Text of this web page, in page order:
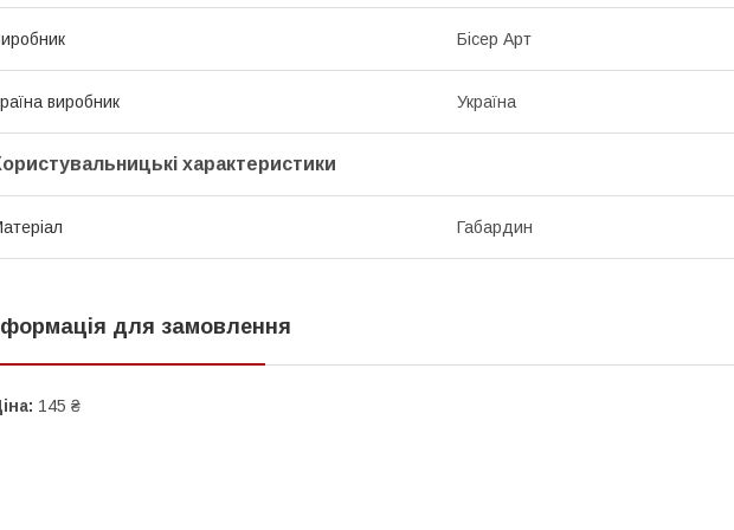
Бісер Арт
виробник Україна
характеристики
Габардин
для замовлення
145 ₴